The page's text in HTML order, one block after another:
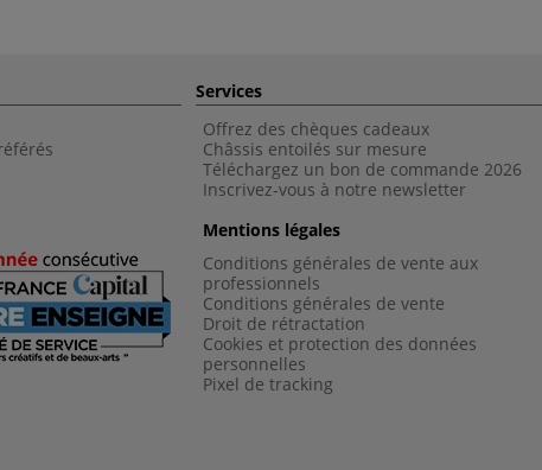
Services
Offrez des chèques cadeaux
Châssis entoilés sur mesure
Téléchargez un bon de commande 2026
Inscrivez-vous à notre newsletter
Mentions légales
Conditions générales de vente aux
professionnels
Conditions générales de vente
Droit de rétractation
Cookies et protection des données
personnelles
Pixel de tracking